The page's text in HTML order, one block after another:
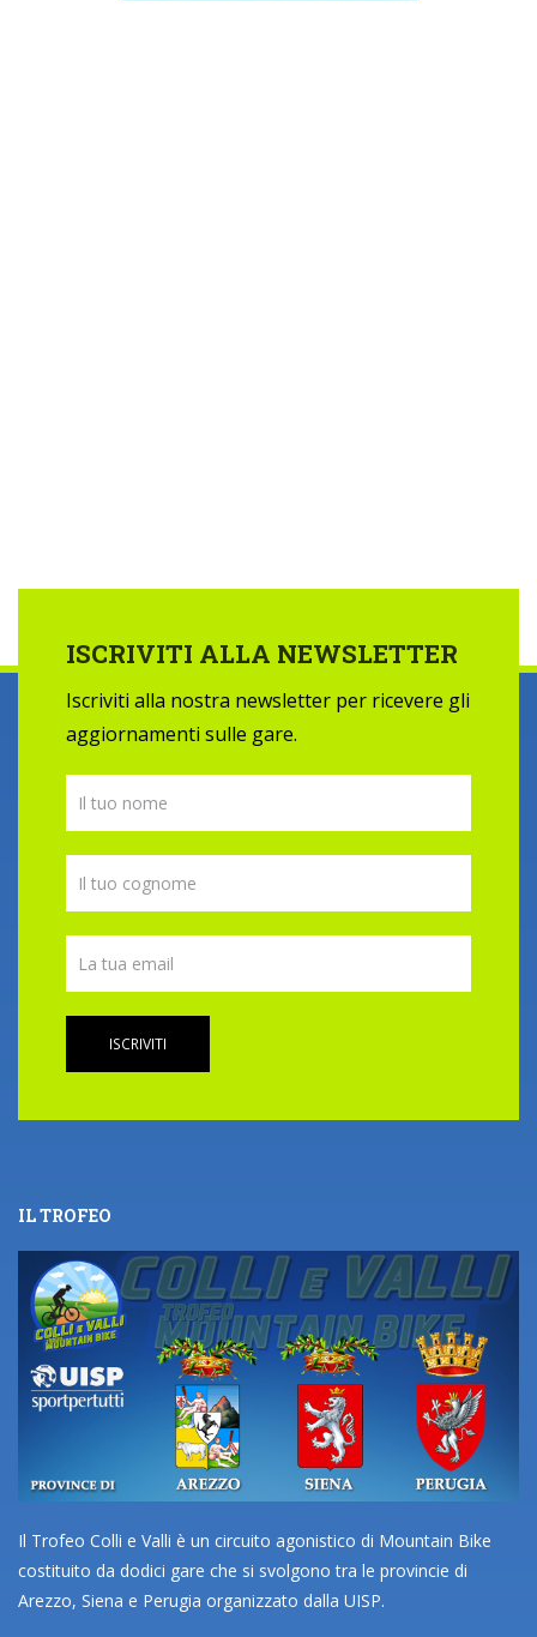
ISCRIVITI ALLA NEWSLETTER
Iscriviti alla nostra newsletter per ricevere gli
aggiornamenti sulle gare.
ISCRIVITI
IL TROFEO
Il Trofeo Colli e Valli è un circuito agonistico di Mountain Bike
costituito da dodici gare che si svolgono tra le provincie di
Arezzo, Siena e Perugia organizzato dalla UISP.